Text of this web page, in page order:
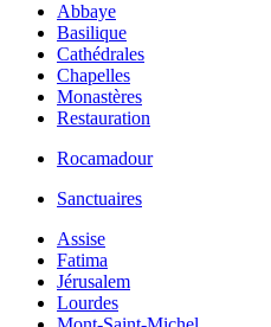
Abbaye
Basilique
Cathédrales
Chapelles
Monastères
Restauration
Rocamadour
Sanctuaires
Assise
Fatima
Jérusalem
Lourdes